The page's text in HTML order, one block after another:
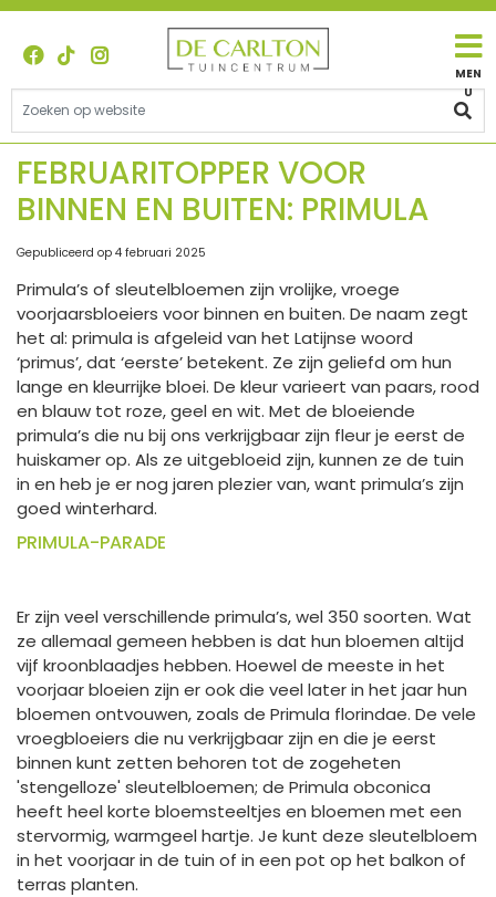
G
FEBRUARITOPPER VOOR
BINNEN EN BUITEN: PRIMULA
Gepubliceerd op 4 februari 2025
Primula’s of sleutelbloemen zijn vrolijke, vroege
voorjaarsbloeiers voor binnen en buiten. De naam zegt
het al: primula is afgeleid van het Latijnse woord
‘primus’, dat ‘eerste’ betekent. Ze zijn geliefd om hun
lange en kleurrijke bloei. De kleur varieert van paars, rood
en blauw tot roze, geel en wit. Met de bloeiende
primula’s die nu bij ons verkrijgbaar zijn fleur je eerst de
huiskamer op. Als ze uitgebloeid zijn, kunnen ze de tuin
in en heb je er nog jaren plezier van, want primula’s zijn
goed winterhard.
PRIMULA-PARADE
Er zijn veel verschillende primula’s, wel 350 soorten. Wat
ze allemaal gemeen hebben is dat hun bloemen altijd
vijf kroonblaadjes hebben. Hoewel de meeste in het
voorjaar bloeien zijn er ook die veel later in het jaar hun
bloemen ontvouwen, zoals de Primula florindae. De vele
vroegbloeiers die nu verkrijgbaar zijn en die je eerst
binnen kunt zetten behoren tot de zogeheten
'stengelloze' sleutelbloemen; de Primula obconica
heeft heel korte bloemsteeltjes en bloemen met een
stervormig, warmgeel hartje. Je kunt deze sleutelbloem
in het voorjaar in de tuin of in een pot op het balkon of
terras planten.